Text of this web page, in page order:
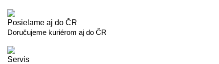
Posielame aj do ČR
Doručujeme kuriérom aj do ČR
Servis